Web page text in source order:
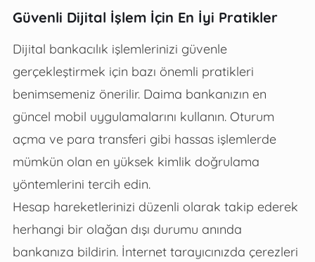
Güvenli Dijital İşlem İçin En İyi Pratikler
Dijital bankacılık işlemlerinizi güvenle
gerçekleştirmek için bazı önemli pratikleri
benimsemeniz önerilir. Daima bankanızın en
güncel mobil uygulamalarını kullanın. Oturum
açma ve para transferi gibi hassas işlemlerde
mümkün olan en yüksek kimlik doğrulama
yöntemlerini tercih edin.
Hesap hareketlerinizi düzenli olarak takip ederek
herhangi bir olağan dışı durumu anında
bankanıza bildirin. İnternet tarayıcınızda çerezleri